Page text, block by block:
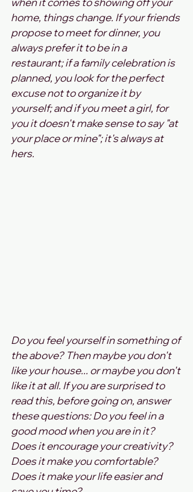
home, things change. If your friends
propose to meet for dinner, you
always prefer it to be in a
restaurant; if a family celebration is
planned, you look for the perfect
excuse not to organize it by
yourself; and if you meet a girl, for
you it doesn't make sense to say "at
your place or mine"; it's always at
hers.
Do you feel yourself in something of
the above? Then maybe you don't
like your house... or maybe you don't
like it at all. If you are surprised to
read this, before going on, answer
these questions: Do you feel in a
good mood when you are in it?
Does it encourage your creativity?
Does it make you comfortable?
Does it make your life easier and